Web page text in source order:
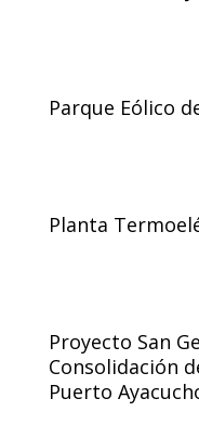
Parque Eólico
Planta
Proyecto San
Consolidación
Puerto